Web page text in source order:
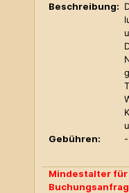
Beschreibung:
Gebühren:
-
Mindestalter für